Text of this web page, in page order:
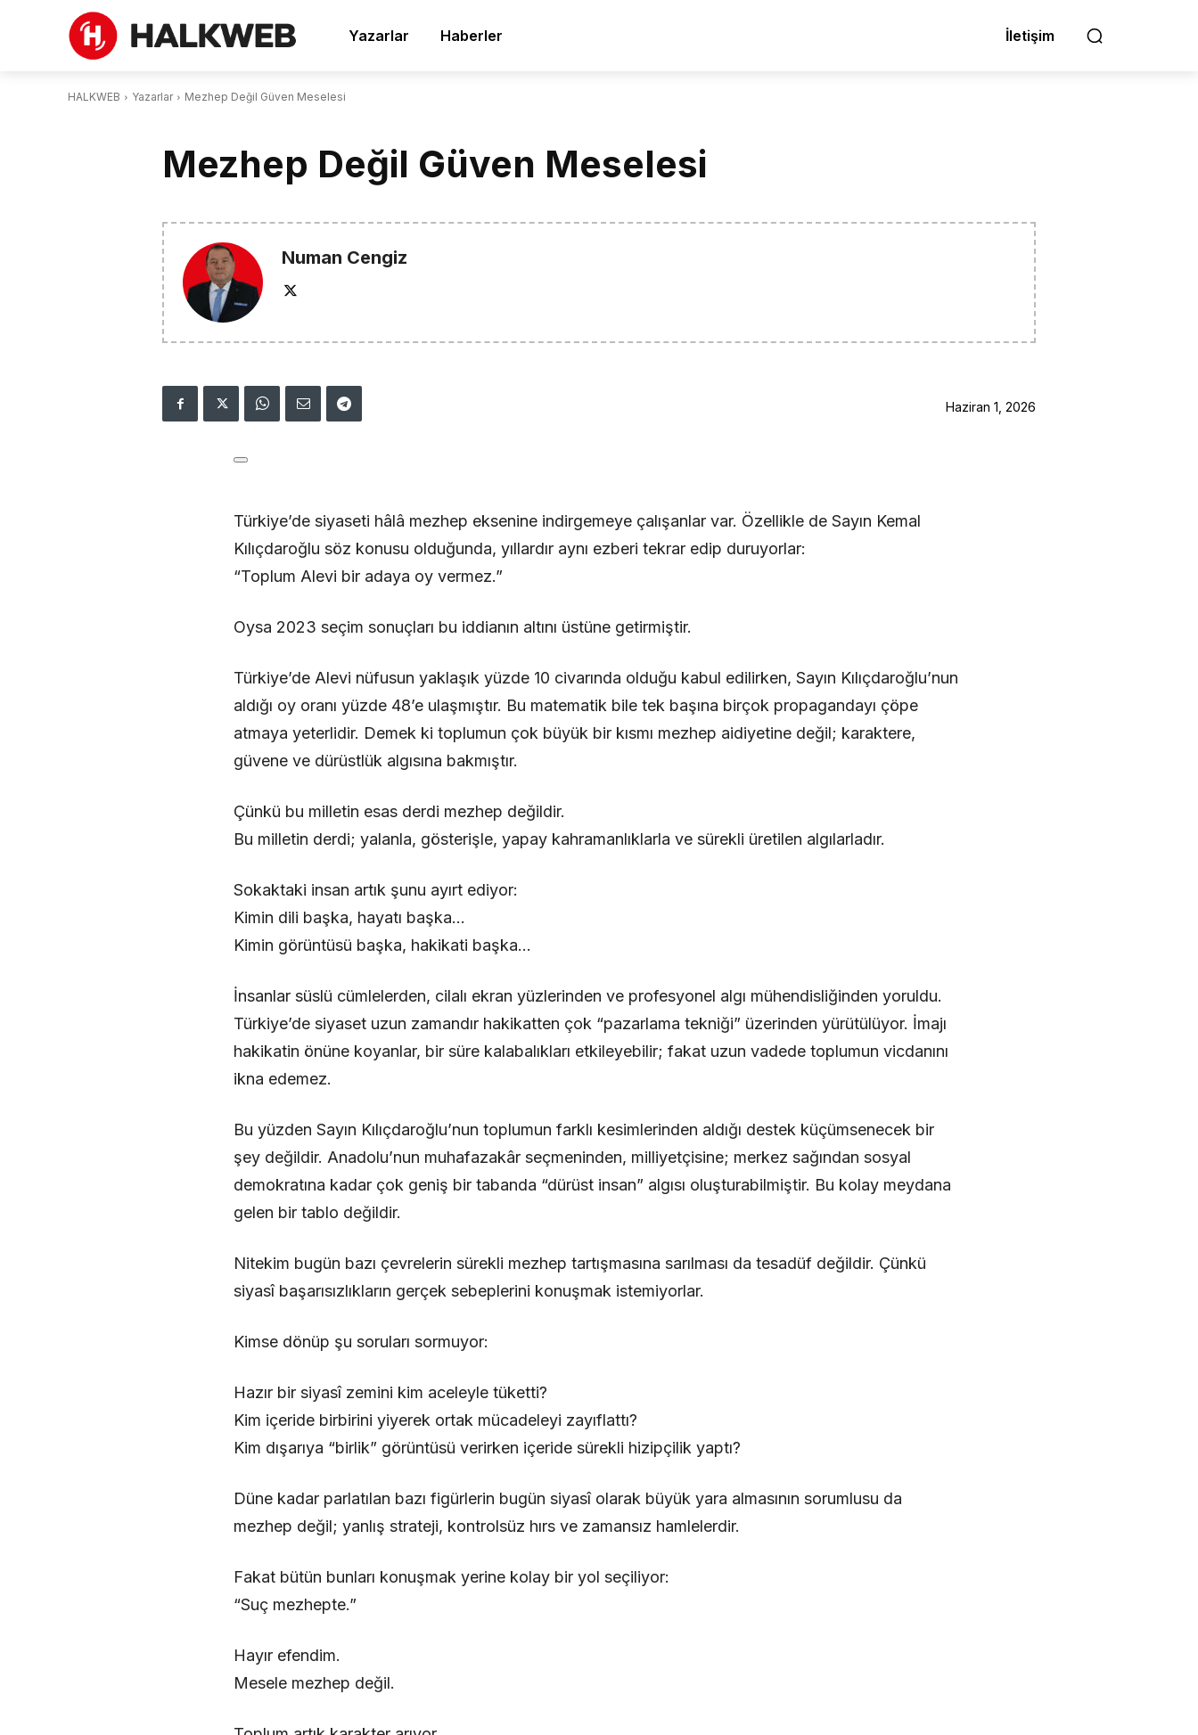
Yazarlar Haberler İletişim
HALKWEB Yazarlar Mezhep Değil Güven Meselesi
Mezhep Değil Güven Meselesi
Numan Cengiz
Haziran 1, 2026
Türkiye’de siyaseti hâlâ mezhep eksenine indirgemeye çalışanlar var. Özellikle de Sayın Kemal
Kılıçdaroğlu söz konusu olduğunda, yıllardır aynı ezberi tekrar edip duruyorlar:
“Toplum Alevi bir adaya oy vermez.”
Oysa 2023 seçim sonuçları bu iddianın altını üstüne getirmiştir.
Türkiye’de Alevi nüfusun yaklaşık yüzde 10 civarında olduğu kabul edilirken, Sayın Kılıçdaroğlu’nun
aldığı oy oranı yüzde 48’e ulaşmıştır. Bu matematik bile tek başına birçok propagandayı çöpe
atmaya yeterlidir. Demek ki toplumun çok büyük bir kısmı mezhep aidiyetine değil; karaktere,
güvene ve dürüstlük algısına bakmıştır.
Çünkü bu milletin esas derdi mezhep değildir.
Bu milletin derdi; yalanla, gösterişle, yapay kahramanlıklarla ve sürekli üretilen algılarladır.
Sokaktaki insan artık şunu ayırt ediyor:
Kimin dili başka, hayatı başka…
Kimin görüntüsü başka, hakikati başka…
İnsanlar süslü cümlelerden, cilalı ekran yüzlerinden ve profesyonel algı mühendisliğinden yoruldu.
Türkiye’de siyaset uzun zamandır hakikatten çok “pazarlama tekniği” üzerinden yürütülüyor. İmajı
hakikatin önüne koyanlar, bir süre kalabalıkları etkileyebilir; fakat uzun vadede toplumun vicdanını
ikna edemez.
Bu yüzden Sayın Kılıçdaroğlu’nun toplumun farklı kesimlerinden aldığı destek küçümsenecek bir
şey değildir. Anadolu’nun muhafazakâr seçmeninden, milliyetçisine; merkez sağından sosyal
demokratına kadar çok geniş bir tabanda “dürüst insan” algısı oluşturabilmiştir. Bu kolay meydana
gelen bir tablo değildir.
Nitekim bugün bazı çevrelerin sürekli mezhep tartışmasına sarılması da tesadüf değildir. Çünkü
siyasî başarısızlıkların gerçek sebeplerini konuşmak istemiyorlar.
Kimse dönüp şu soruları sormuyor:
Hazır bir siyasî zemini kim aceleyle tüketti?
Kim içeride birbirini yiyerek ortak mücadeleyi zayıflattı?
Kim dışarıya “birlik” görüntüsü verirken içeride sürekli hizipçilik yaptı?
Düne kadar parlatılan bazı figürlerin bugün siyasî olarak büyük yara almasının sorumlusu da
mezhep değil; yanlış strateji, kontrolsüz hırs ve zamansız hamlelerdir.
Fakat bütün bunları konuşmak yerine kolay bir yol seçiliyor:
“Suç mezhepte.”
Hayır efendim.
Mesele mezhep değil.